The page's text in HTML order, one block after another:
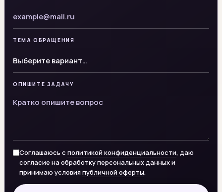
ТЕМА ОБРАЩЕНИЯ
ОПИШИТЕ ЗАДАЧУ
Соглашаюсь с политикой конфиденциальности, даю
согласие на обработку персональных данныхи
принимаю условияпубличной оферты.